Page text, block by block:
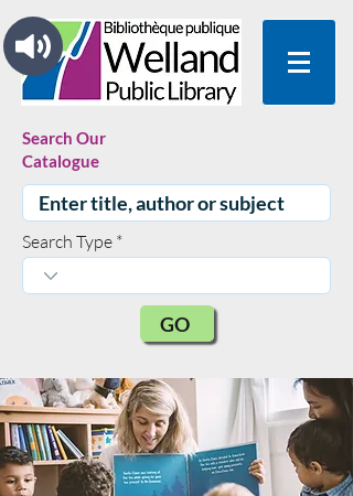
Search Our
Catalogue
Search Type
GO